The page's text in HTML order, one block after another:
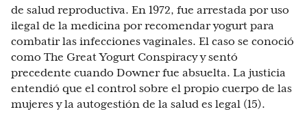
de salud reproductiva. En 1972, fue arrestada por uso
ilegal de la medicina por recomendar yogurt para
combatir las infecciones vaginales. El caso se conoció
como The Great Yogurt Conspiracy y sentó
precedente cuando Downer fue absuelta. La justicia
entendió que el control sobre el propio cuerpo de las
mujeres y la autogestión de la salud es legal (15).